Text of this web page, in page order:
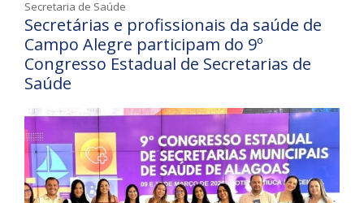
Secretaria de Saúde
Secretárias e profissionais da saúde de
Campo Alegre participam do 9º
Congresso Estadual de Secretarias de
Saúde